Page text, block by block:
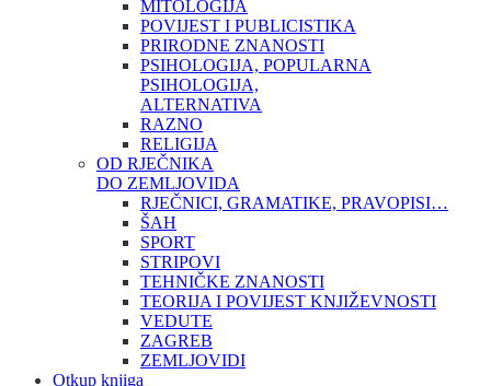
MITOLOGIJA
POVIJEST I PUBLICISTIKA
PRIRODNE ZNANOSTI
PSIHOLOGIJA, POPULARNA
PSIHOLOGIJA,
ALTERNATIVA
RAZNO
RELIGIJA
OD RJEČNIKA
DO ZEMLJOVIDA
RJEČNICI, GRAMATIKE, PRAVOPISI…
ŠAH
SPORT
STRIPOVI
TEHNIČKE ZNANOSTI
TEORIJA I POVIJEST KNJIŽEVNOSTI
VEDUTE
ZAGREB
ZEMLJOVIDI
Otkup knjiga